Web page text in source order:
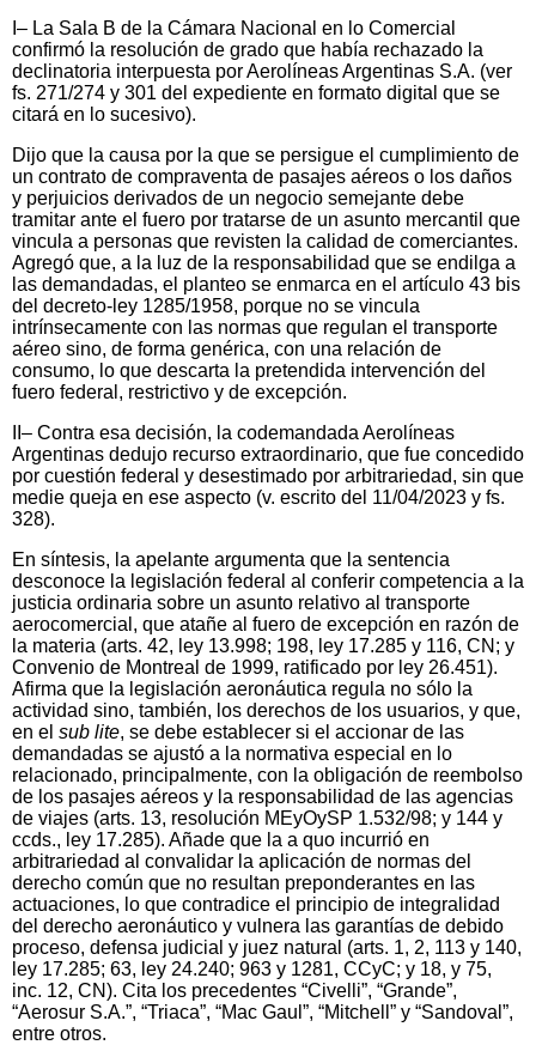
I– La Sala B de la Cámara Nacional en lo Comercial
confirmó la resolución de grado que había rechazado la
declinatoria interpuesta por Aerolíneas Argentinas S.A. (ver
fs. 271/274 y 301 del expediente en formato digital que se
citará en lo sucesivo).
Dijo que la causa por la que se persigue el cumplimiento de
un contrato de compraventa de pasajes aéreos o los daños
y perjuicios derivados de un negocio semejante debe
tramitar ante el fuero por tratarse de un asunto mercantil que
vincula a personas que revisten la calidad de comerciantes.
Agregó que, a la luz de la responsabilidad que se endilga a
las demandadas, el planteo se enmarca en el artículo 43 bis
del decreto-ley 1285/1958, porque no se vincula
intrínsecamente con las normas que regulan el transporte
aéreo sino, de forma genérica, con una relación de
consumo, lo que descarta la pretendida intervención del
fuero federal, restrictivo y de excepción.
II– Contra esa decisión, la codemandada Aerolíneas
Argentinas dedujo recurso extraordinario, que fue concedido
por cuestión federal y desestimado por arbitrariedad, sin que
medie queja en ese aspecto (v. escrito del 11/04/2023 y fs.
328).
En síntesis, la apelante argumenta que la sentencia
desconoce la legislación federal al conferir competencia a la
justicia ordinaria sobre un asunto relativo al transporte
aerocomercial, que atañe al fuero de excepción en razón de
la materia (arts. 42, ley 13.998; 198, ley 17.285 y 116, CN; y
Convenio de Montreal de 1999, ratificado por ley 26.451).
Afirma que la legislación aeronáutica regula no sólo la
actividad sino, también, los derechos de los usuarios, y que,
en el sub lite, se debe establecer si el accionar de las
demandadas se ajustó a la normativa especial en lo
relacionado, principalmente, con la obligación de reembolso
de los pasajes aéreos y la responsabilidad de las agencias
de viajes (arts. 13, resolución MEyOySP 1.532/98; y 144 y
ccds., ley 17.285). Añade que la a quo incurrió en
arbitrariedad al convalidar la aplicación de normas del
derecho común que no resultan preponderantes en las
actuaciones, lo que contradice el principio de integralidad
del derecho aeronáutico y vulnera las garantías de debido
proceso, defensa judicial y juez natural (arts. 1, 2, 113 y 140,
ley 17.285; 63, ley 24.240; 963 y 1281, CCyC; y 18, y 75,
inc. 12, CN). Cita los precedentes “Civelli”, “Grande”,
“Aerosur S.A.”, “Triaca”, “Mac Gaul”, “Mitchell” y “Sandoval”,
entre otros.